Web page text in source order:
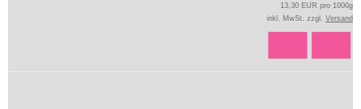
13,30 EUR pro 1000g
inkl. MwSt. zzgl. Versand